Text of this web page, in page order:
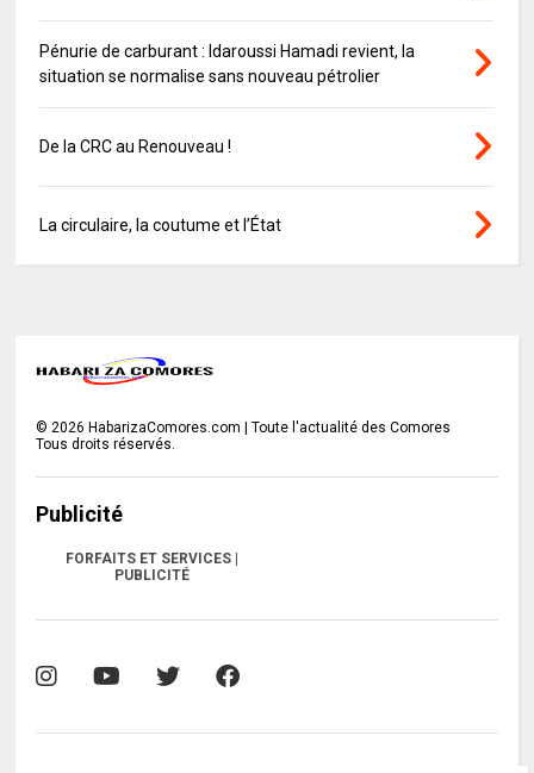
Pénurie de carburant : Idaroussi Hamadi revient, la
situation se normalise sans nouveau pétrolier
De la CRC au Renouveau !
La circulaire, la coutume et l’État
© 2026 HabarizaComores.com | Toute l'actualité des Comores
Tous droits réservés.
Publicité
FORFAITS ET SERVICES |
PUBLICITÉ